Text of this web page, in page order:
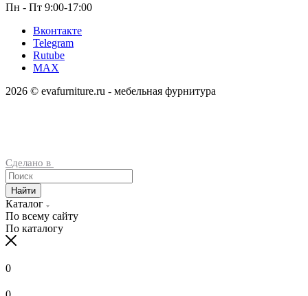
Пн - Пт 9:00-17:00
Вконтакте
Telegram
Rutube
MAX
2026 © evafurniture.ru - мебельная фурнитура
Сделано в
Найти
Каталог
По всему сайту
По каталогу
0